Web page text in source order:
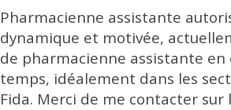
Pharmacienne assistante
dynamique et motivée,
de pharmacienne assistante en
temps, idéalement dans les
Fida. Merci de me contacter sur